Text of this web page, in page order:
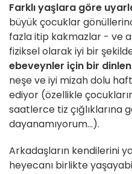
Farklı yaşlara göre
büyük çocuklar
fazla itip kakmazlar - ve
fiziksel olarak iyi bir
ebeveynler için bir
neşe ve iyi mizah dolu
ediyor (özellikle
saatlerce tiz çığlıklarına
dayanamıyorum...).
Arkadaşların kendilerini
heyecanı birlikte